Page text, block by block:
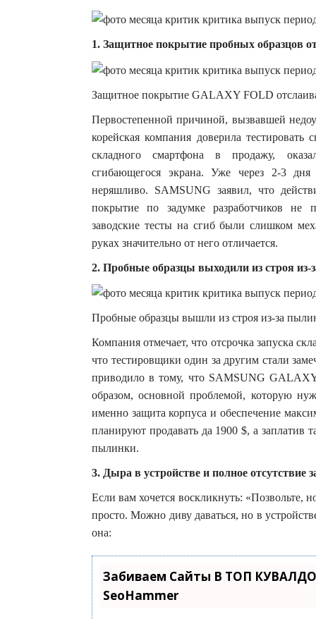
1. Защитное покрытие пробных образцов
Защитное покрытие GALAXY FOLD
Первостепенной причиной, вызвавшей
корейская компания доверила
складного смартфона в продажу,
сгибающегося экрана. Уже через 2-3 дня
неряшливо. SAMSUNG заявил, что
покрытие по задумке разработчиков не
заводские тесты на сгиб были слишком
руках значительно от него отличается.
2. Пробные образцы выходили из строя из-
Пробные образцы вышли из строя из-за
Компания отмечает, что отсрочка запуска
что тестировщики один за другим стали
приводило в тому, что SAMSUNG
образом, основной проблемой, которую
именно защита корпуса и обеспечение
планируют продавать да 1900 $, а заплатив
пылинки.
3. Дыра в устройстве и полное отсутствие
Если вам хочется воскликнуть: «Позвольте,
просто. Можно диву даваться, но в
она:
Забиваем Сайты В ТОП
SeoHammer